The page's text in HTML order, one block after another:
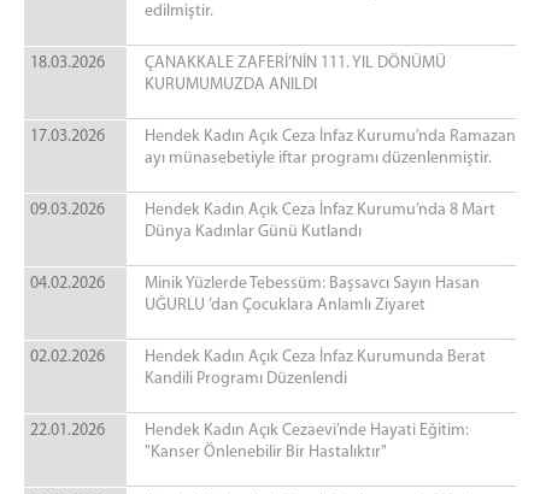
edilmiştir.
18.03.2026
ÇANAKKALE ZAFERİ’NİN 111. YIL DÖNÜMÜ
KURUMUMUZDA ANILDI
17.03.2026
Hendek Kadın Açık Ceza İnfaz Kurumu’nda Ramazan
ayı münasebetiyle iftar programı düzenlenmiştir.
09.03.2026
Hendek Kadın Açık Ceza İnfaz Kurumu’nda 8 Mart
Dünya Kadınlar Günü Kutlandı
04.02.2026
Minik Yüzlerde Tebessüm: Başsavcı Sayın Hasan
UĞURLU ’dan Çocuklara Anlamlı Ziyaret
02.02.2026
Hendek Kadın Açık Ceza İnfaz Kurumunda Berat
Kandili Programı Düzenlendi
22.01.2026
Hendek Kadın Açık Cezaevi’nde Hayati Eğitim:
"Kanser Önlenebilir Bir Hastalıktır"